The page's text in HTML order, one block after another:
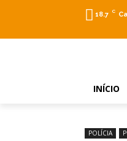
18.7 C
INÍCIO
POLÍCIA